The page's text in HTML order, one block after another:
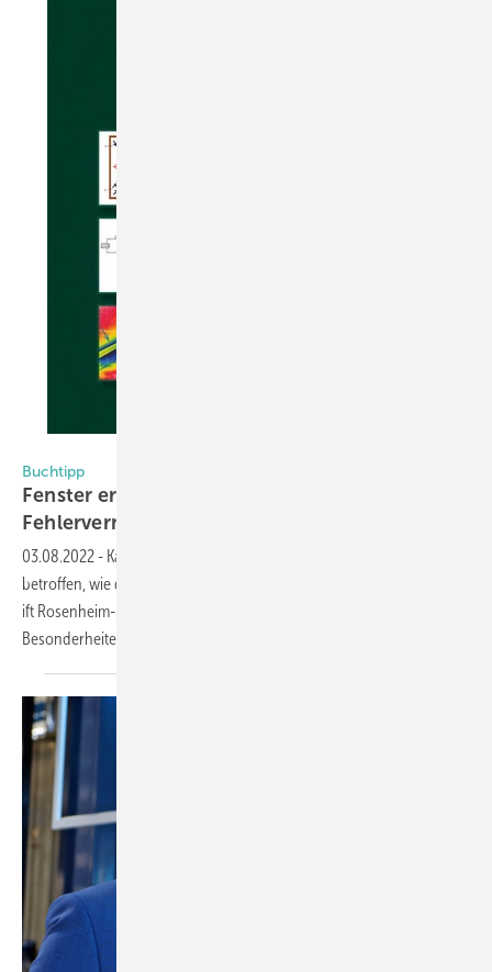
Buchtipp
Fenster erneuern: Planung - Ausführung -
Fehlervermeidung
03.08.2022 - Kaum ein Bauteil ist so häufig von Mängelrügen
betroffen, wie das erneuerte Fenster. Der Sachverständige und ehem.
ift Rosenheim-Mitarbeiter Werner Stiell beschreibt in diesem Buch
Besonderheiten und Fehlerquellen beim